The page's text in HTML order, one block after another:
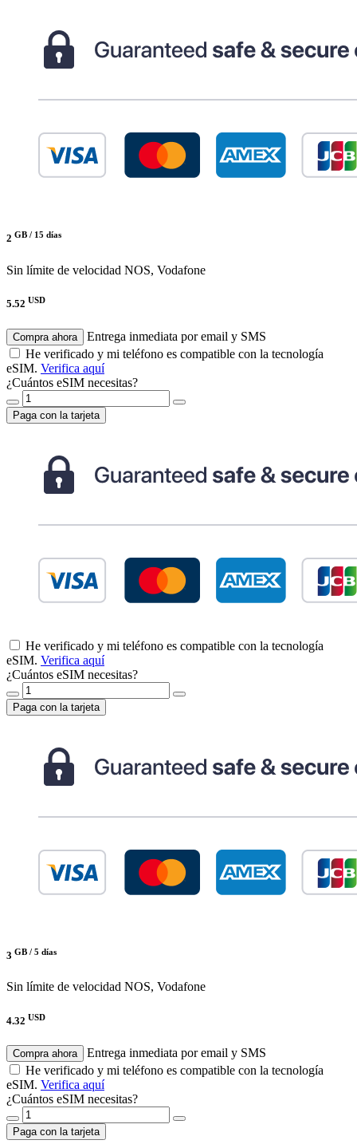
2 GB / 15 días
Sin límite de velocidad NOS, Vodafone
5.52 USD
Compra ahora
Entrega inmediata por email y SMS
He verificado y mi teléfono es compatible con la tecnología
eSIM. Verifica aquí
¿Cuántos eSIM necesitas?
Paga con la tarjeta
He verificado y mi teléfono es compatible con la tecnología
eSIM. Verifica aquí
¿Cuántos eSIM necesitas?
Paga con la tarjeta
3 GB / 5 días
Sin límite de velocidad NOS, Vodafone
4.32 USD
Compra ahora
Entrega inmediata por email y SMS
He verificado y mi teléfono es compatible con la tecnología
eSIM. Verifica aquí
¿Cuántos eSIM necesitas?
Paga con la tarjeta